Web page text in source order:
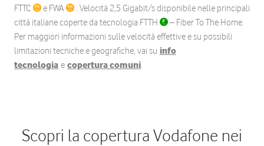
FTTC
e FWA
. Velocità 2,5 Gigabit/s disponibile nelle principali
città italiane coperte da tecnologia FTTH
– Fiber To The Home.
Per maggiori informazioni sulle velocità effettive e su possibili
limitazioni tecniche e geografiche, vai su info
tecnologia e copertura comuni.
Scopri la copertura Vodafone nei